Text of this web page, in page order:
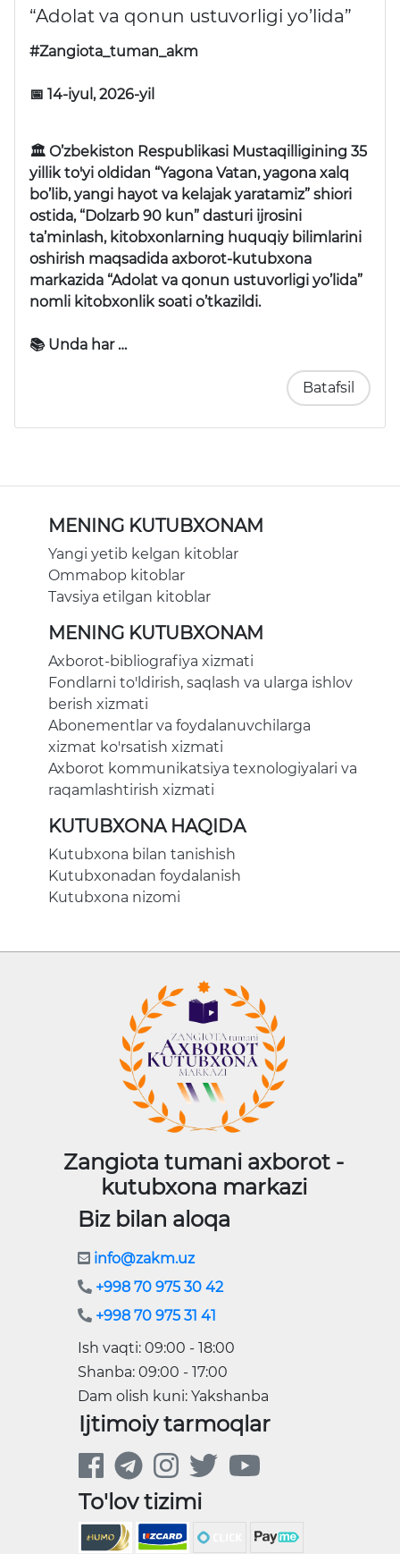
“Adolat va qonun ustuvorligi yo’lida”
#Zangiota_tuman_akm
📅 14-iyul, 2026-yil
🏛 O’zbekiston Respublikasi Mustaqilligining 35
yillik to'yi oldidan “Yagona Vatan, yagona xalq
bo’lib, yangi hayot va kelajak yaratamiz” shiori
ostida, “Dolzarb 90 kun” dasturi ijrosini
ta’minlash, kitobxonlarning huquqiy bilimlarini
oshirish maqsadida axborot-kutubxona
markazida “Adolat va qonun ustuvorligi yo’lida”
nomli kitobxonlik soati o’tkazildi.
📚 Unda har …
Batafsil
MENING KUTUBXONAM
Yangi yetib kelgan kitoblar
Ommabop kitoblar
Tavsiya etilgan kitoblar
MENING KUTUBXONAM
Axborot-bibliografiya xizmati
Fondlarni to'ldirish, saqlash va ularga ishlov
berish xizmati
Abonementlar va foydalanuvchilarga
xizmat ko'rsatish xizmati
Axborot kommunikatsiya texnologiyalari va
raqamlashtirish xizmati
KUTUBXONA HAQIDA
Kutubxona bilan tanishish
Kutubxonadan foydalanish
Kutubxona nizomi
Zangiota tumani axborot -
kutubxona markazi
Biz bilan aloqa
info@zakm.uz
+998 70 975 30 42
+998 70 975 31 41
Ish vaqti: 09:00 - 18:00
Shanba: 09:00 - 17:00
Dam olish kuni: Yakshanba
Ijtimoiy tarmoqlar
To'lov tizimi